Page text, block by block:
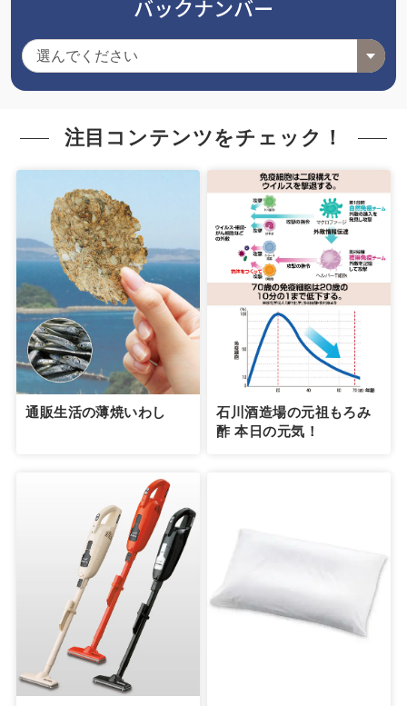
バックナンバー
注目コンテンツをチェック！
通販生活の薄焼いわし
石川酒造場の元祖もろみ
酢 本日の元気！